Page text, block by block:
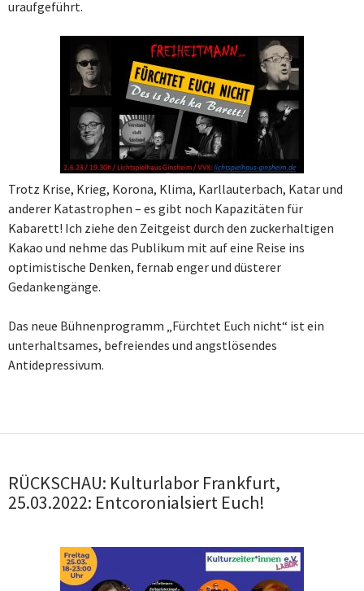
uraufgeführt.
Trotz Krise, Krieg, Korona, Klima, Karllauterbach, Katar und
anderer Katastrophen – es gibt noch Kapazitäten für
Kabarett! Ich ziehe den Zeitgeist durch den zuckerhaltigen
Kakao und nehme das Publikum mit auf eine Reise ins
optimistische Denken, fernab enger und düsterer
Gedankengänge.
Das neue Bühnenprogramm „Fürchtet Euch nicht“ ist ein
unterhaltsames, befreiendes und angstlösendes
Antidepressivum.
RÜCKSCHAU: Kulturlabor Frankfurt,
25.03.2022: Entcoronialsiert Euch!